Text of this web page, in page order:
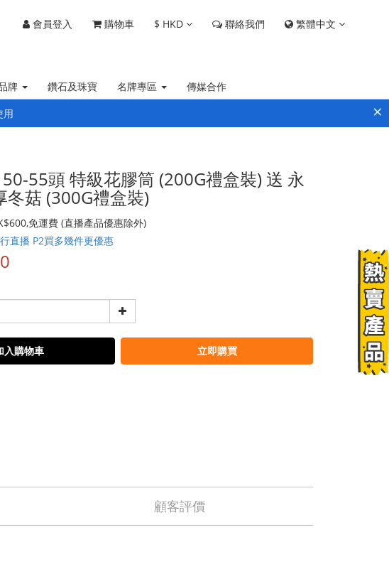
用 ×
牌 鑽石及珠寶 名牌專區 傳媒合作
會員登入 購物車 $ HKD 聯絡我們 繁體中文
55頭 特級花膠筒 (200G禮盒裝) 送 永
冬菇 (300G禮盒裝)
免運費 (直播產品優惠除外)
直播 P2買多幾件更優惠
入購物車 立即購買
顧客評價